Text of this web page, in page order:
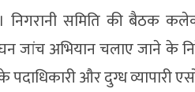
निगरानी समिति की बैठक
अभियान चलाए जाने के
और दुग्ध व्यापारी